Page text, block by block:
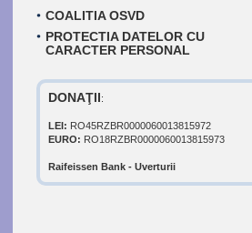
COALITIA OSVD
PROTECTIA DATELOR CU
CARACTER PERSONAL
DONAŢII:
LEI: RO45RZBR0000060013815972
EURO: RO18RZBR0000060013815973
Raifeissen Bank - Uverturii